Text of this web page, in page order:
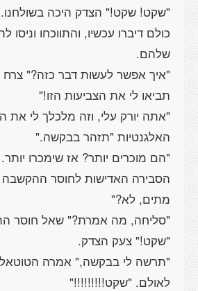
"שקט! שקט!" הצדק היכה בשולחנו.
כולם דיברו עכשיו, והתווכחו וניסו
שלהם.
"איך אפשר לעשות דבר כזה?" צרח
תביאו לי את הצביעות הזו!"
"אתה יורק עלי, וזה מלכלך לי את
האלגנטיות "תזהר בבקשה."
"הם מוכרים יותר? אז שימכרו
הסבירה האדישות לחוסר ההקשבה
מתים, לא?"
"סליחה, מה אמרת?" שאל חוסר
"שקט!" צעק הצדק.
"תרשה לי בבקשה," אמרה
לאולם. "שקט!!!!!!!!!"